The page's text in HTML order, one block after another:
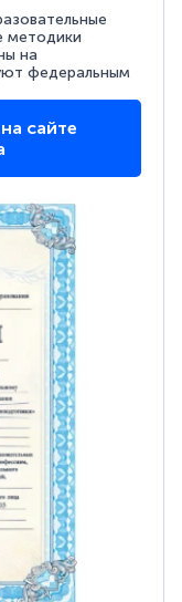
методики
на
федеральным
сайте